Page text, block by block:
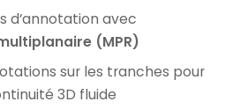
d’annotation avec
(MPR)
sur les tranches pour
3D fluide